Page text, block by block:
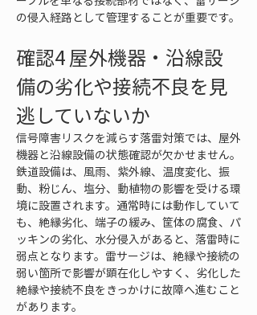
の侵入経路として管理することが重要です。
確認4 屋外機器・沿線設
備の劣化や接続不良を見
逃していないか
信号障害リスクを減らす落雷対策では、屋外
機器と沿線設備の状態確認が欠かせません。
鉄道設備は、風雨、紫外線、温度変化、振
動、粉じん、塩分、動植物の影響を受ける環
境に設置されます。通常時には動作していて
も、絶縁劣化、端子の緩み、筐体の腐食、パ
ッキンの劣化、水分侵入があると、落雷時に
弱点となります。雷サージは、絶縁や接続の
弱い箇所で影響が顕在化しやすく、劣化した
絶縁や接続不良をきっかけに故障へ進むこと
があります。